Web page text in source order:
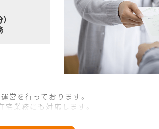
営を行っております。
業務にも対応します。